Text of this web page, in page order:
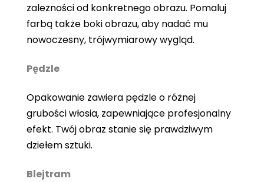
zależności od konkretnego obrazu. Pomaluj
farbą także boki obrazu, aby nadać mu
nowoczesny, trójwymiarowy wygląd.
Pędzle
Opakowanie zawiera pędzle o różnej
grubości włosia, zapewniające profesjonalny
efekt. Twój obraz stanie się prawdziwym
dziełem sztuki.
Blejtram